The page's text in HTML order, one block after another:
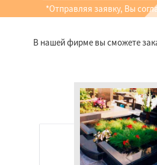
*Отправляя заявку, Вы
В нашей фирме вы сможете